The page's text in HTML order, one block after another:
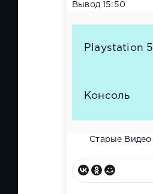
Вывод 15:50
Playstation 5
Консоль
Старые Видео